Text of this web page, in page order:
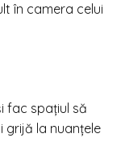
în camera celui
fac spațiul să
grijă la nuanțele